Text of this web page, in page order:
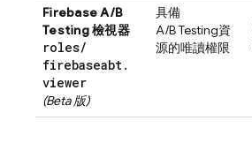
Firebase A/B
Testing檢視器
roles/
firebaseabt.
viewer
(Beta 版)
具備
A/B Testing資
源的唯讀權限